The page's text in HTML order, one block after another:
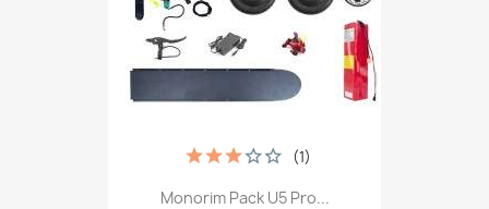
Monorim Pack U5 Pro...
(1)